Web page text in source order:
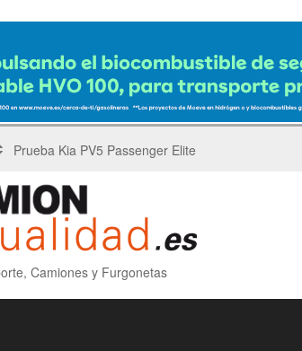
X Tronada Almería | Encuentro del Pegaso Troner
Camiones y Furgonetas